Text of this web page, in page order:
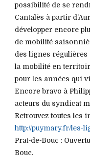
possibilité de se
Cantalès à partir
développer encore
de mobilité
des lignes régulières
la mobilité en
pour les années qui
Encore bravo à
acteurs du syndicat
Retrouvez toutes les
http://puymary.fr/les-
Prat-de-Bouc :
Bouc.